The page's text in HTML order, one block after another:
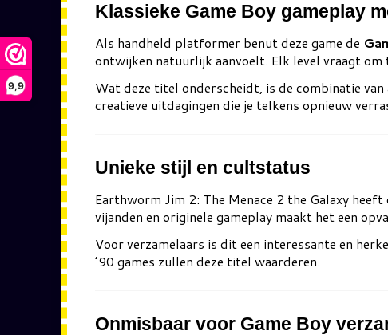
9,9
Klassieke Game Boy gameplay
Als handheld platformer benut deze game de
ontwijken natuurlijk aanvoelt. Elk level vraagt
Wat deze titel onderscheidt, is de combinatie
creatieve uitdagingen die je telkens opnieuw
Unieke stijl en cultstatus
Earthworm Jim 2: The Menace 2 the Galaxy heeft
vijanden en originele gameplay maakt het een
Voor verzamelaars is dit een interessante en
’90 games zullen deze titel waarderen.
Onmisbaar voor Game Boy